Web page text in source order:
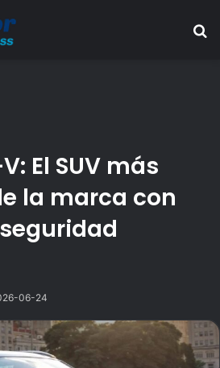
El SUV más
la marca con
06-24